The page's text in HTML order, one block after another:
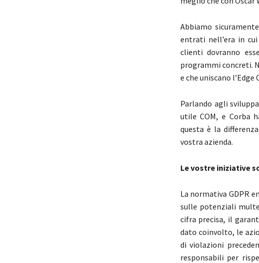
Abbiamo
entrati nell’era in
clienti dovranno
programmi concreti.
e che uniscano
Parlando agli
utile COM, e Corba
questa è la
vostra azienda.
Le vostre iniziative
La normativa GDPR
sulle potenziali
cifra precisa, il
dato coinvolto, le
di violazioni
responsabili per